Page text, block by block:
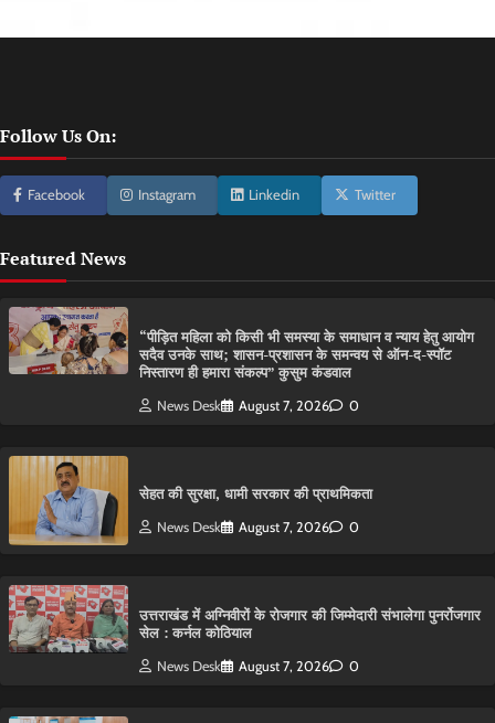
Follow Us On:
Facebook Instagram Linkedin Twitter
Featured News
“पीड़ित महिला को किसी भी समस्या के समाधान व न्याय हेतु आयोग
सदैव उनके साथ; शासन-प्रशासन के समन्वय से ऑन-द-स्पॉट
निस्तारण ही हमारा संकल्प” कुसुम कंडवाल
News Desk August 7, 2026 0
सेहत की सुरक्षा, धामी सरकार की प्राथमिकता
News Desk August 7, 2026 0
उत्तराखंड में अग्निवीरों के रोजगार की जिम्मेदारी संभालेगा पुनर्रोजगार
सेल : कर्नल कोठियाल
News Desk August 7, 2026 0